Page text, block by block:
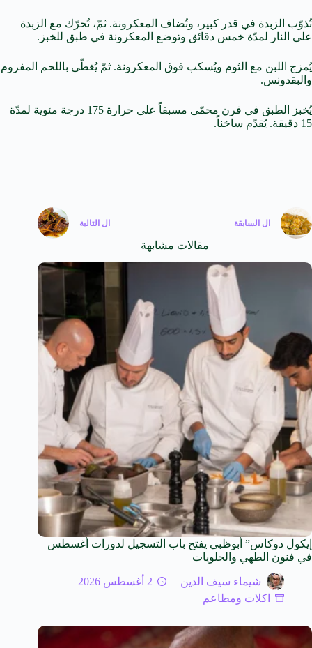
تُذوّب الزبدة في قدر كبير، وتُضاف المعكرونة. ثمّ، تُحرّك مع الزبدة
على النار لمدّة خمس دقائق وتوضع المعكرونة في طبق للخبز.
يُمزج اللبن مع الثوم ويُسكب فوق المعكرونة. ثمّ يُغطّى باللحم المفروم
والبقدونس.
يُخبز الطبق في فرن محمّى مسبقاً على حرارة 175 درجة مئوية لمدّة
15 دقيقة. يُقدّم ساخناً.
ال السابقة ال التالية
مقالات مشابهة
إيكول دوكاس” أبوظبي يفتح باب التسجيل لدورات أغسطس
في فنون الطهي والحلويات
شيماء سيف الدين
2 أغسطس 2026
اكلات ومطاعم